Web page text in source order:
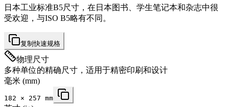
日本工业标准B5尺寸，在日本图书、学生笔记本和杂志中很
受欢迎，与ISO B5略有不同。
复制快速规格
物理尺寸
多种单位的精确尺寸，适用于精密印刷和设计
毫米 (mm)
182 × 257 mm